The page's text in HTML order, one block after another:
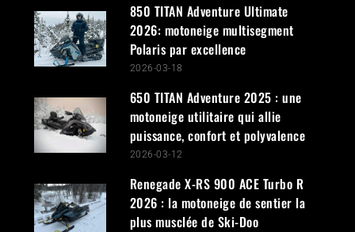
850 TITAN Adventure Ultimate
2026: motoneige multisegment
Polaris par excellence
2026-03-18
650 TITAN Adventure 2025 : une
motoneige utilitaire qui allie
puissance, confort et polyvalence
2026-03-12
Renegade X-RS 900 ACE Turbo R
2026 : la motoneige de sentier la
plus musclée de Ski-Doo